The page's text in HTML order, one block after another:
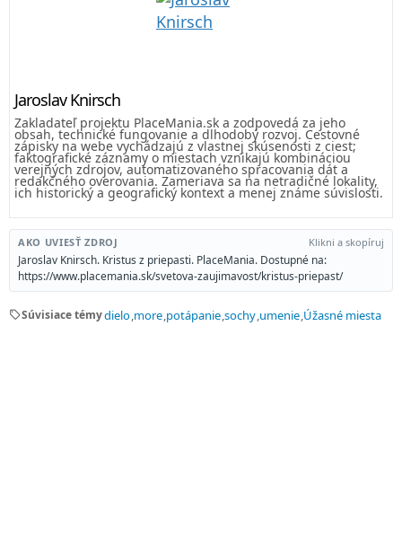
Jaroslav Knirsch
Zakladateľ projektu PlaceMania.sk a zodpovedá za jeho
obsah, technické fungovanie a dlhodobý rozvoj. Cestovné
zápisky na webe vychádzajú z vlastnej skúsenosti z ciest;
faktografické záznamy o miestach vznikajú kombináciou
verejných zdrojov, automatizovaného spracovania dát a
redakčného overovania. Zameriava sa na netradičné lokality,
ich historický a geografický kontext a menej známe súvislosti.
AKO UVIESŤ ZDROJ Klikni a skopíruj
Jaroslav Knirsch. Kristus z priepasti. PlaceMania. Dostupné na:
https://www.placemania.sk/svetova-zaujimavost/kristus-priepast/
sellSúvisiace témydielo more potápanie sochy umenie Úžasné miesta